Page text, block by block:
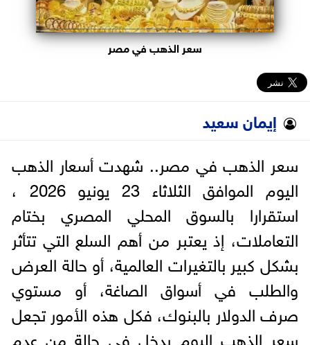
سعر الذهب في مصر
إيمان سعيد
سعر الذهب في مصر.. شهدت أسعار الذهب
اليوم الموافق الثلاثاء 23 يونيو 2026 ،
استقرارا بالسوق المحلي المصري بختام
التعاملات، إذ يعتبر من أهم السلع التي تتأثر
بشكل كبير بالتغيرات العالمية، أو حالة العرض
والطلب في أسواق الصاغة، أو مستوي
صرف الدولار بالبنوك، فكل هذه الأمور تجعل
سعر الذهب اليوم يدخل في حالة من عدم